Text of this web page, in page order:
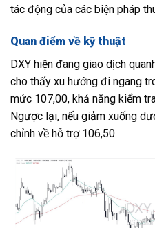
tác động của các biện pháp
Quan điểm về kỹ thuật
DXY hiện đang giao dịch
cho thấy xu hướng đi ngang
mức 107,00, khả năng kiểm
Ngược lại, nếu giảm xuống
chỉnh về hỗ trợ 106,50.